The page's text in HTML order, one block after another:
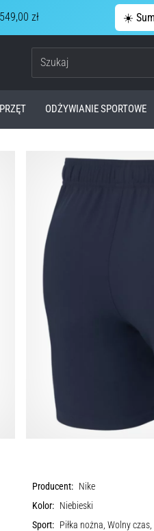
zł ☀️
ODŻYWIANIE SPORTOWE
Producent: Nike
Kolor: Niebieski
Sport: Piłka nożna, Wolny